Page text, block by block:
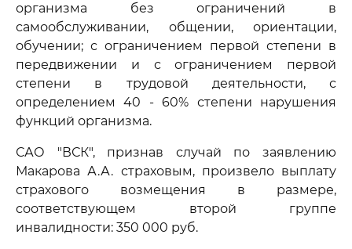
организма без ограничений в
самообслуживании, общении, ориентации,
обучении; с ограничением первой степени в
передвижении и с ограничением первой
степени в трудовой деятельности, с
определением 40 - 60% степени нарушения
функций организма.
САО "ВСК", признав случай по заявлению
Макарова А.А. страховым, произвело выплату
страхового возмещения в размере,
соответствующем второй группе
инвалидности: 350 000 руб.